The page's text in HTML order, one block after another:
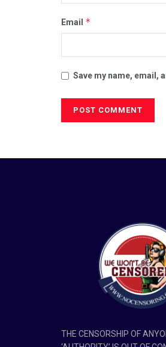
Email *
Save my name, email,
THE CENSORSHIP OF